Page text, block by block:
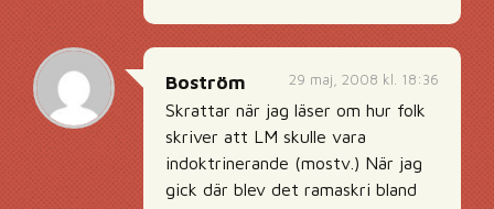
29 maj, 2008 kl. 18:36
Boström
Skrattar när jag läser om hur folk
skriver att LM skulle vara
indoktrinerande (mostv.) När jag
gick där blev det ramaskri bland